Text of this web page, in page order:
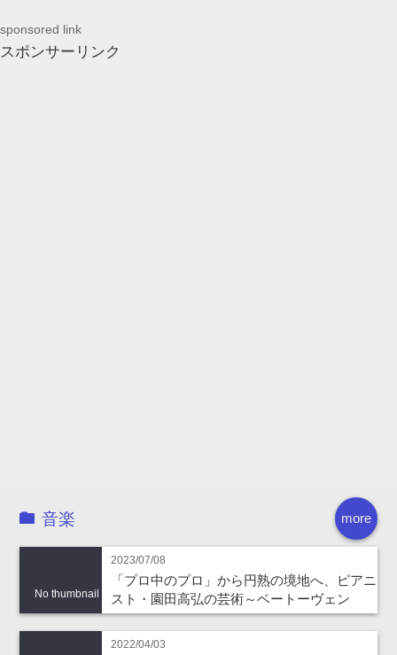
sponsored link
スポンサーリンク
more
音楽
No thumbnail
2023/07/08
「プロ中のプロ」から円熟の境地へ、ピアニ
スト・園田高弘の芸術～ベートーヴェン
2022/04/03